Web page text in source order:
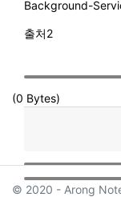
Background-
출처2
(0 Bytes)
© 2020 - Arong